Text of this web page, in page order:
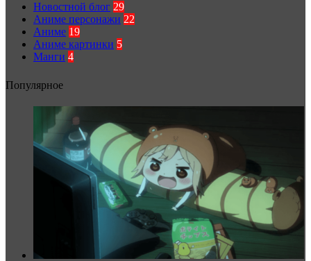
Новостной блог 29
Аниме персонажи 22
Аниме 19
Аниме картинки 5
Манги 4
Популярное